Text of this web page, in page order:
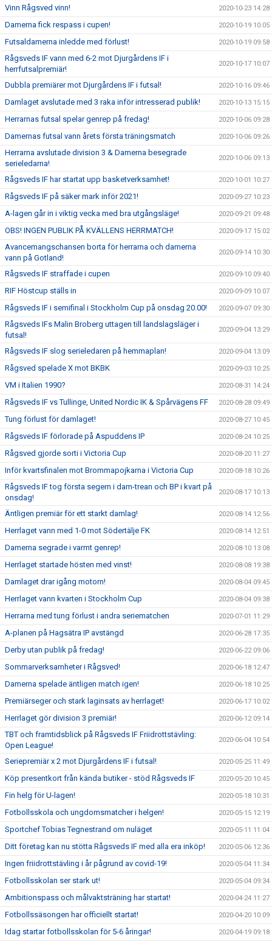
Vinn Rågsved vinn! 2020-10-23 14:28
Damerna fick respass i cupen! 2020-10-19 10:05
Futsaldamerna inledde med förlust! 2020-10-19 09:58
Rågsveds IF vann med 6-2 mot Djurgårdens IF i
herrfutsalpremiär!
2020-10-17 10:07
Dubbla premiärer mot Djurgårdens IF i futsal! 2020-10-16 09:46
Damlaget avslutade med 3 raka inför intresserad publik! 2020-10-13 15:15
Herrarnas futsal spelar genrep på fredag! 2020-10-06 09:28
Damernas futsal vann årets första träningsmatch 2020-10-06 09:26
Herrarna avslutade division 3 & Damerna besegrade
serieledarna!
2020-10-06 09:13
Rågsveds IF har startat upp basketverksamhet! 2020-10-01 10:27
Rågsveds IF på säker mark inför 2021! 2020-09-27 10:23
A-lagen går in i viktig vecka med bra utgångsläge! 2020-09-21 09:48
OBS! INGEN PUBLIK PÅ KVÄLLENS HERRMATCH! 2020-09-17 15:02
Avancemangschansen borta för herrarna och damerna
vann på Gotland!
2020-09-14 10:30
Rågsveds IF straffade i cupen 2020-09-10 09:40
RIF Höstcup ställs in 2020-09-09 10:07
Rågsveds IF i semifinal i Stockholm Cup på onsdag 20.00! 2020-09-07 09:30
Rågsveds IFs Malin Broberg uttagen till landslagsläger i
futsal!
2020-09-04 13:29
Rågsveds IF slog serieledaren på hemmaplan! 2020-09-04 13:09
Rågsved spelade X mot BKBK 2020-09-03 10:25
VM i Italien 1990? 2020-08-31 14:24
Rågsveds IF vs Tullinge, United Nordic IK & Spårvägens FF 2020-08-28 09:49
Tung förlust för damlaget! 2020-08-27 10:45
Rågsveds IF förlorade på Aspuddens IP 2020-08-24 10:25
Rågsved gjorde sorti i Victoria Cup 2020-08-20 11:27
Inför kvartsfinalen mot Brommapojkarna i Victoria Cup 2020-08-18 10:26
Rågsveds IF tog första segern i dam-trean och BP i kvart på
onsdag!
2020-08-17 10:13
Äntligen premiär för ett starkt damlag! 2020-08-14 12:56
Herrlaget vann med 1-0 mot Södertälje FK 2020-08-14 12:51
Damerna segrade i varmt genrep! 2020-08-10 13:08
Herrlaget startade hösten med vinst! 2020-08-08 19:38
Damlaget drar igång motorn! 2020-08-04 09:45
Herrlaget vann kvarten i Stockholm Cup 2020-08-04 09:38
Herrarna med tung förlust i andra seriematchen 2020-07-01 11:29
A-planen på Hagsätra IP avstängd 2020-06-28 17:35
Derby utan publik på fredag! 2020-06-22 09:06
Sommarverksamheter i Rågsved! 2020-06-18 12:47
Damerna spelade äntligen match igen! 2020-06-18 10:25
Premiärseger och stark laginsats av herrlaget! 2020-06-17 10:02
Herrlaget gör division 3 premiär! 2020-06-12 09:14
TBT och framtidsblick på Rågsveds IF Friidrottstävling:
Open League!
2020-06-04 10:54
Seriepremiär x 2 mot Djurgårdens IF i futsal! 2020-05-25 11:49
Köp presentkort från kända butiker - stöd Rågsveds IF 2020-05-20 10:45
Fin helg för U-lagen! 2020-05-18 10:31
Fotbollsskola och ungdomsmatcher i helgen! 2020-05-15 12:19
Sportchef Tobias Tegnestrand om nuläget 2020-05-11 11:04
Ditt företag kan nu stötta Rågsveds IF med alla era inköp! 2020-05-06 12:36
Ingen friidrottstävling i år pågrund av covid-19! 2020-05-04 11:34
Fotbollsskolan ser stark ut! 2020-05-04 09:34
Ambitionspass och målvaktsträning har startat! 2020-04-24 11:27
Fotbollssäsongen har officiellt startat! 2020-04-20 10:09
Idag startar fotbollsskolan för 5-6 åringar! 2020-04-19 09:18